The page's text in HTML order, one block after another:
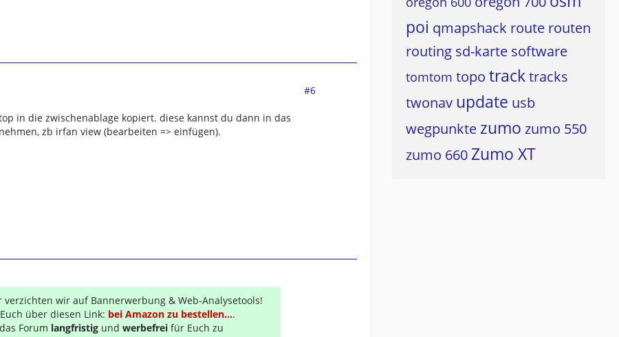
#6
in die zwischenablage kopiert. diese kannst du dann in das
zb irfan view (bearbeiten => einfügen).
wir auf Bannerwerbung & Web-Analysetools!
über diesen Link: bei Amazon zu bestellen....
Forum langfristig und werbefrei für Euch zu
poi qmapshack route routen
routing sd-karte software
tomtom topo tracktracks
twonav update usb
wegpunkte zumo zumo 550
zumo 660 Zumo XT